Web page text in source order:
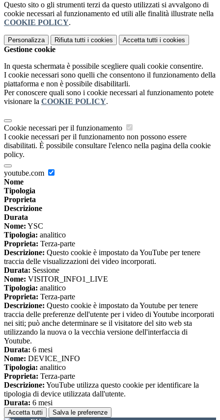
Questo sito o gli strumenti terzi da questo utilizzati si avvalgono di
cookie necessari al funzionamento ed utili alle finalità illustrate nella
COOKIE POLICY.
Personalizza Rifiuta tutti i cookies Accetta tutti i cookies
Gestione cookie
In questa schermata è possibile scegliere quali cookie consentire.
I cookie necessari sono quelli che consentono il funzionamento della
piattaforma e non è possibile disabilitarli.
Per conoscere quali sono i cookie necessari al funzionamento potete
visionare la COOKIE POLICY.
Cookie necessari per il funzionamento
I cookie necessari per il funzionamento non possono essere
disabilitati. È possibile consultare l'elenco nella pagina della cookie
policy.
youtube.com
Nome
Tipologia
Proprieta
Descrizione
Durata
Nome: YSC
Tipologia: analitico
Proprieta: Terza-parte
Descrizione: Questo cookie è impostato da YouTube per tenere
traccia delle visualizzazioni dei video incorporati.
Durata: Sessione
Nome: VISITOR_INFO1_LIVE
Tipologia: analitico
Proprieta: Terza-parte
Descrizione: Questo cookie è impostato da Youtube per tenere
traccia delle preferenze dell'utente per i video di Youtube incorporati
nei siti; può anche determinare se il visitatore del sito web sta
utilizzando la nuova o la vecchia versione dell'interfaccia di
Youtube.
Durata: 6 mesi
Nome: DEVICE_INFO
Tipologia: analitico
Proprieta: Terza-parte
Descrizione: YouTube utilizza questo cookie per identificare la
tipologia di device utilizzata dall'utente.
Durata: 6 mesi
Accetta tutti Salva le preferenze